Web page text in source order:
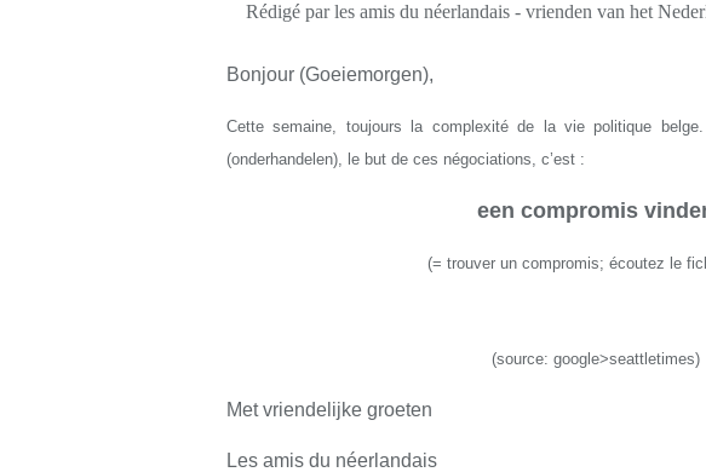
Rédigé par les amis du néerlandais - vrienden van het
Bonjour (Goeiemorgen),
Cette semaine, toujours la complexité de la vie politique belge.
(onderhandelen), le but de ces négociations, c’est :
een compromis
(= trouver un compromis; écoutez le
(source: google>seattletimes)
Met vriendelijke groeten
Les amis du néerlandais